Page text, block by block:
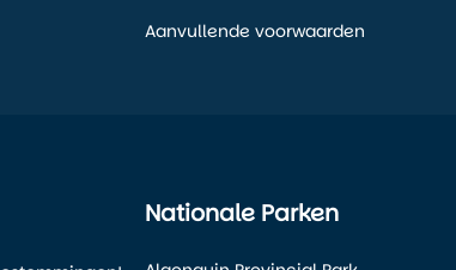
Aanvullende voorwaarden
Nationale Parken